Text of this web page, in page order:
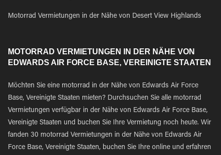
Motorrad Vermietungen in der Nähe von Desert View Highlands
MOTORRAD VERMIETUNGEN IN DER NÄHE VON
EDWARDS AIR FORCE BASE, VEREINIGTE STAATEN
Möchten Sie eine motorrad in der Nähe von Edwards Air Force
Base, Vereinigte Staaten mieten? Durchsuchen Sie alle motorrad
Vermietungen verfügbar in der Nähe von Edwards Air Force Base,
Vereinigte Staaten und buchen Sie Ihre Vermietung noch heute. Wir
fanden 30 motorrad Vermietungen in der Nähe von Edwards Air
Force Base, Vereinigte Staaten, buchen Sie Ihre online und erfahren